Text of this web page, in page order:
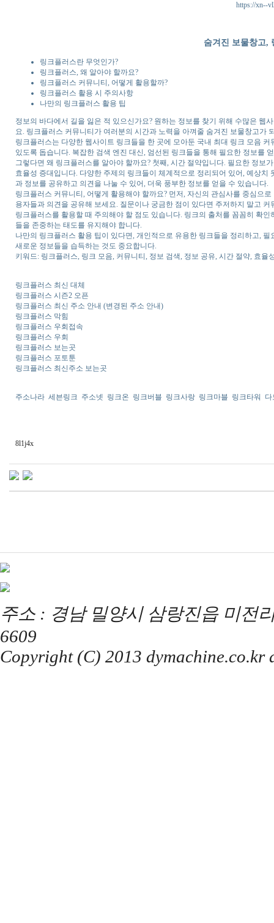
https://xn--
숨겨진 보물창고,
링크플러스란 무엇인가?
링크플러스, 왜 알아야 할까요?
링크플러스 커뮤니티, 어떻게 활용할까?
링크플러스 활용 시 주의사항
나만의 링크플러스 활용 팁
정보의 바다에서 길을 잃은 적 있으신가요? 원하는 정보를 찾기 위해 수많은
요. 링크플러스 커뮤니티가 여러분의 시간과 노력을 아껴줄 숨겨진 보물창고가
링크플러스는 다양한 웹사이트 링크들을 한 곳에 모아둔 국내 최대 링크 모음
있도록 돕습니다. 복잡한 검색 엔진 대신, 엄선된 링크들을 통해 필요한 정보를
그렇다면 왜 링크플러스를 알아야 할까요? 첫째, 시간 절약입니다. 필요한 정
효율성 증대입니다. 다양한 주제의 링크들이 체계적으로 정리되어 있어, 예상
과 정보를 공유하고 의견을 나눌 수 있어, 더욱 풍부한 정보를 얻을 수 있습니다.
링크플러스 커뮤니티, 어떻게 활용해야 할까요? 먼저, 자신의 관심사를 중심으
용자들과 의견을 공유해 보세요. 질문이나 궁금한 점이 있다면 주저하지 말고
링크플러스를 활용할 때 주의해야 할 점도 있습니다. 링크의 출처를 꼼꼼히 확
들을 존중하는 태도를 유지해야 합니다.
나만의 링크플러스 활용 팁이 있다면, 개인적으로 유용한 링크들을 정리하고,
새로운 정보들을 습득하는 것도 중요합니다.
키워드: 링크플러스, 링크 모음, 커뮤니티, 정보 검색, 정보 공유, 시간 절약, 효율
링크플러스 최신 대체
링크플러스 시즌2 오픈
링크플러스 최신 주소 안내 (변경된 주소 안내)
링크플러스 막힘
링크플러스 우회접속
링크플러스 우회
링크플러스 보는곳
링크플러스 포토툰
링크플러스 최신주소 보는곳
주소나라 세븐링크 주소넷 링크온 링크버블 링크사랑 링크마블 링크타워 다
8l1j4x
주소 : 경남 밀양시 삼랑진읍 미전
6609
Copyright (C) 2013 dymachine.co.kr